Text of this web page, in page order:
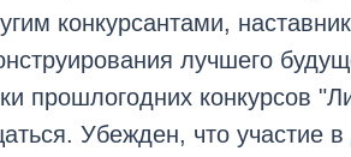
конкурсантами,
лучшего
прошлогодних конкурсов
Убежден, что участие